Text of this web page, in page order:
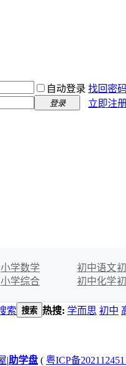
自动登录 找回密码
登录
立即注
小学数学
小学综合
初中语文
初中化学
索 搜索 热搜: 学而思 初中
|助学盘 ( 粤ICP备